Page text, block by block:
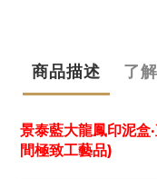
商品描述 了
景泰藍大龍鳳印泥
間極致工藝品)